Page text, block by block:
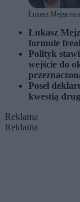
Łukasz Mejza na
Łukasz
formule
Polityk
wejście do
Poseł
kwestią
Reklama
Reklama